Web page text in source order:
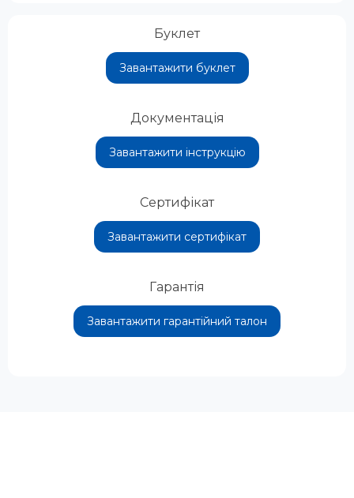
Буклет
Завантажити буклет
Документація
Завантажити інструкцію
Сертифікат
Завантажити сертифікат
Гарантія
Завантажити гарантійний талон